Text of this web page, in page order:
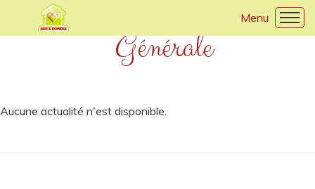
Accueil
Générale
Aucune actualité n'est disponible.